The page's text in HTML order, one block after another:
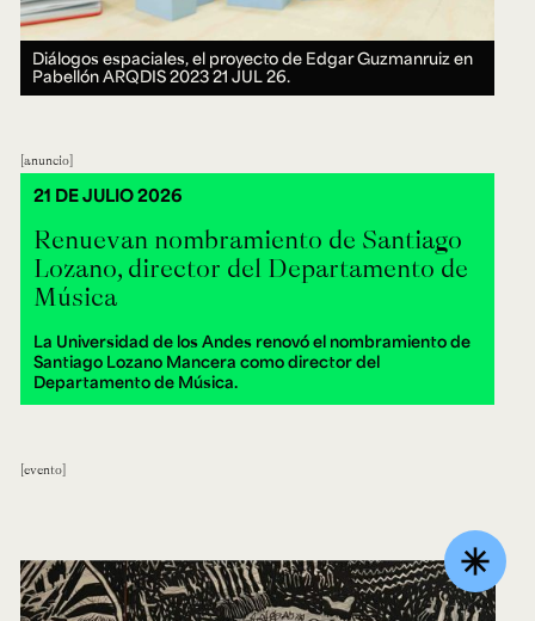
Diálogos espaciales, el proyecto de Edgar Guzmanruiz en
Pabellón ARQDIS 202321 JUL 26.
anuncio
Renuevan nombramiento de Santiago
Lozano, director del Departamento de
Música
La Universidad de los Andes renovó el nombramiento de
Santiago Lozano Mancera como director del
Departamento de Música.
21 DE JULIO 2026
evento
asterisk